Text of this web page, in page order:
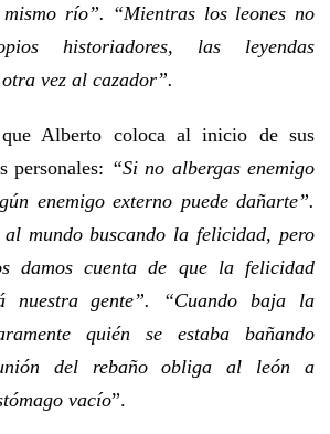
río”. “Mientras los leones no
historiadores, las leyendas
vez al cazador”.
Alberto coloca al inicio de sus
personales: “Si no albergas enemigo
enemigo externo puede dañarte”.
mundo buscando la felicidad, pero
damos cuenta de que la felicidad
nuestra gente”. “Cuando baja la
quién se estaba bañando
del rebaño obliga al león a
vacío”.